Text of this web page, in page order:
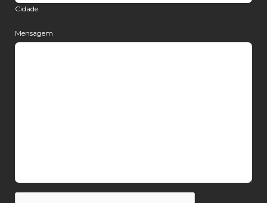
Cidade
Mensagem